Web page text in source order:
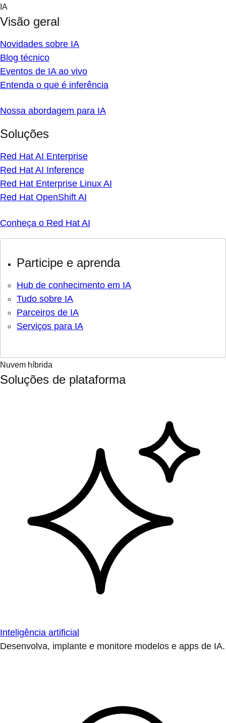
Skip
content
IA
Visão geral
Novidades sobre IA
Blog técnico
Eventos de IA ao vivo
Entenda o que é inferência
Nossa abordagem para IA
Soluções
Red Hat AI Enterprise
Red Hat AI Inference
Red Hat Enterprise Linux AI
Red Hat OpenShift AI
Conheça o Red Hat AI
Participe e aprenda
Hub de conhecimento em IA
Tudo sobre IA
Parceiros de IA
Serviços para IA
Nuvem híbrida
Soluções de plataforma
Inteligência artificial
Desenvolva, implante e monitore modelos e apps de IA.